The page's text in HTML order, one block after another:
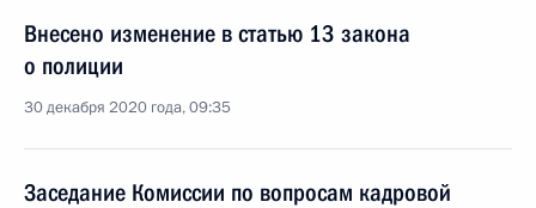
Внесено изменение в статью 13 закона
о полиции
30 декабря 2020 года, 09:35
Заседание Комиссии по вопросам кадровой